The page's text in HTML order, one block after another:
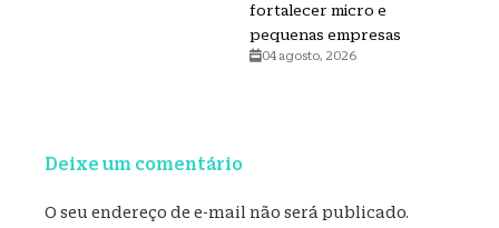
fortalecer micro e
pequenas empresas
04 agosto, 2026
Deixe um comentário
O seu endereço de e-mail não será publicado.